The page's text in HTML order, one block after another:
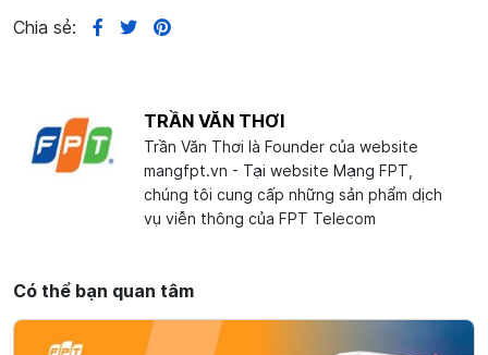
Chia sẻ:
TRẦN VĂN THƠI
Trần Văn Thơi là Founder của website
mangfpt.vn - Tại website Mạng FPT,
chúng tôi cung cấp những sản phẩm dịch
vụ viễn thông của FPT Telecom
Có thể bạn quan tâm